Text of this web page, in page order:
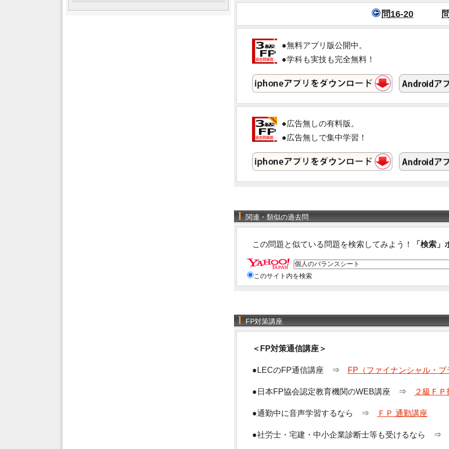
問16-20
●無料アプリ版公開中。
●学科も実技も完全無料！
●広告無しの有料版。
●広告無しで集中学習！
関連・類似の過去問
この問題と似ている問題を検索してみよう！ 「検索
このサイト内を検索
FP対策講座
＜FP対策通信講座＞
●LECのFP通信講座 ⇒ FP（ファイナンシャル・
●日本FP協会認定教育機関のWEB講座 ⇒ ２級ＦＰ
●通勤中に音声学習するなら ⇒ ＦＰ 通勤講座
●社労士・宅建・中小企業診断士等も受けるなら ⇒